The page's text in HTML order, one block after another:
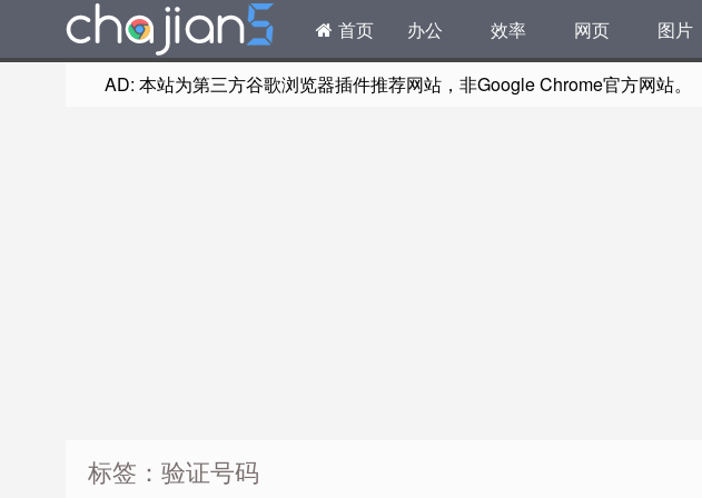
首页 办公 效率 网页 图片
AD: 本站为第三方谷歌浏览器插件推荐网站，非Google Chrome官方网站。
标签：验证号码